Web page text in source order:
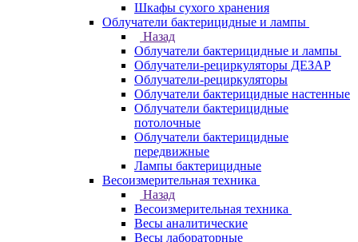
Шкафы сухого хранения
Облучатели бактерицидные и лампы
Назад
Облучатели бактерицидные и лампы
Облучатели-рециркуляторы ДЕЗАР
Облучатели-рециркуляторы
Облучатели бактерицидные настенные
Облучатели бактерицидные
потолочные
Облучатели бактерицидные
передвижные
Лампы бактерицидные
Весоизмерительная техника
Назад
Весоизмерительная техника
Весы аналитические
Весы лабораторные